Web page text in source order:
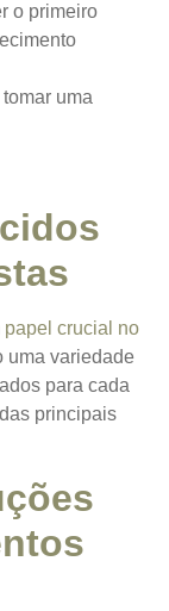
o primeiro
uma
papel crucial no
uma variedade
para cada
principais